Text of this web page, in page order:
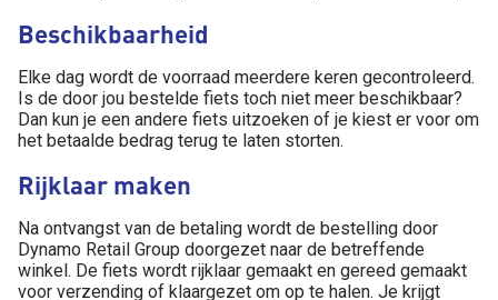
Beschikbaarheid
Elke dag wordt de voorraad meerdere keren gecontroleerd.
Is de door jou bestelde fiets toch niet meer beschikbaar?
Dan kun je een andere fiets uitzoeken of je kiest er voor om
het betaalde bedrag terug te laten storten.
Rijklaar maken
Na ontvangst van de betaling wordt de bestelling door
Dynamo Retail Group doorgezet naar de betreffende
winkel. De fiets wordt rijklaar gemaakt en gereed gemaakt
voor verzending of klaargezet om op te halen. Je krijgt